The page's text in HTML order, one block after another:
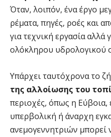
Όταν, λοιπόν, ένα έργο
ρέματα, πηγές, ροές και
για τεχνική εργασία αλλά
ολόκληρου υδρολογικού
Υπάρχει ταυτόχρονα το
της αλλοίωσης του
περιοχές, όπως η Εύβοια,
υπερβολική ή άναρχη
ανεμογεννητριών μπορεί